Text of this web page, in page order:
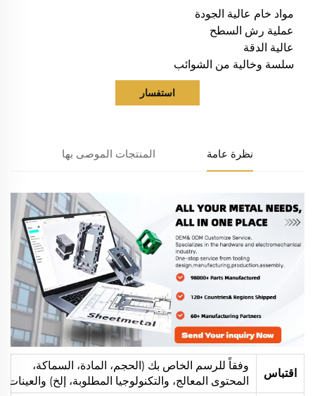
مواد خام عالية الجودة
عملية رش السطح
عالية الدقة
سلسة وخالية من الشوائب
استفسار
نظرة عامة المنتجات الموصى بها
اقتباس
وفقاً للرسم الخاص بك (الحجم، المادة، السماكة،
المحتوى المعالج، والتكنولوجيا المطلوبة، إلخ) والعينات